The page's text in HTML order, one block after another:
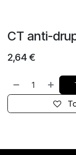
CT anti-
2,64 €